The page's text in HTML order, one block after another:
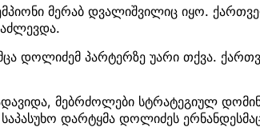
მერაბ დვალიშვილიც იყო.
დოლიძემ პარტერზე უარი თქვა.
მებრძოლები სტრატეგიულ
დარტყმა დოლიძეს